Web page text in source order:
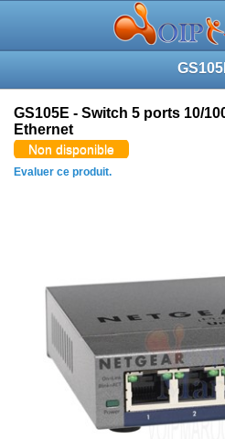
GS105E - Switch 5 ports 10/
Ethernet
Non disponible
Evaluer ce produit.